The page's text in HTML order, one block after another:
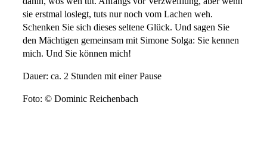
sie erstmal loslegt, tuts nur noch vom Lachen weh.
Schenken Sie sich dieses seltene Glück. Und sagen Sie
den Mächtigen gemeinsam mit Simone Solga: Sie kennen
mich. Und Sie können mich!
Dauer: ca. 2 Stunden mit einer Pause
Foto: © Dominic Reichenbach